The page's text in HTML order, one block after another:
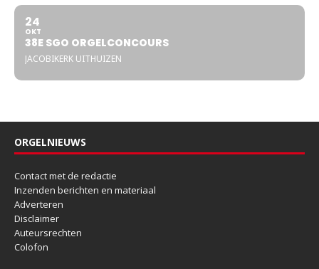
24
OKT
38E SGO ORGELCONCOURS
JACOBIKERK UITHUIZEN
ORGELNIEUWS
Contact met de redactie
Inzenden berichten en materiaal
Adverteren
Disclaimer
Auteursrechten
Colofon